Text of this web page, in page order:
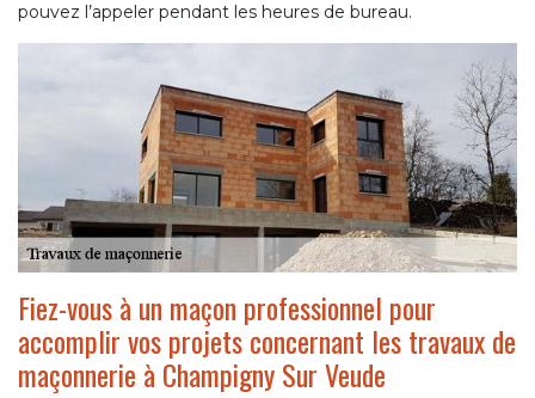
pouvez l’appeler pendant les heures de bureau.
Fiez-vous à un maçon professionnel pour
accomplir vos projets concernant les travaux de
maçonnerie à Champigny Sur Veude